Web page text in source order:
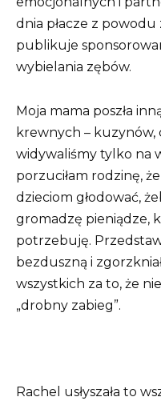
dnia płacze z
publikuje
wybielania zębów.
Moja mama poszła
krewnych –
widywaliśmy tylko na
porzuciłam rodzinę,
dzieciom głodować,
gromadzę pieniądze,
potrzebuję.
bezduszną i
wszystkich za to, że
„drobny zabieg”.
Rachel usłyszała to